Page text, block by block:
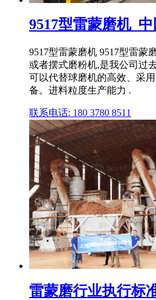
9517型雷蒙磨机_
9517型雷蒙磨机 9517型雷蒙
或者摆式磨粉机,是我公司过
可以代替球磨机的高效、采
备。进料粒度生产能力 .
联系电话: 180 3780 8511
雷蒙磨行业执行标